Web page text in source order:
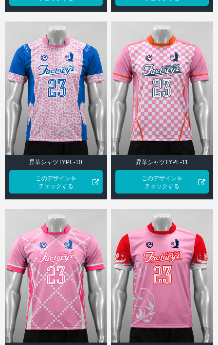
昇華シャツTYPE-10
このデザインを
チェックする
昇華シャツTYPE-11
このデザインを
チェックする